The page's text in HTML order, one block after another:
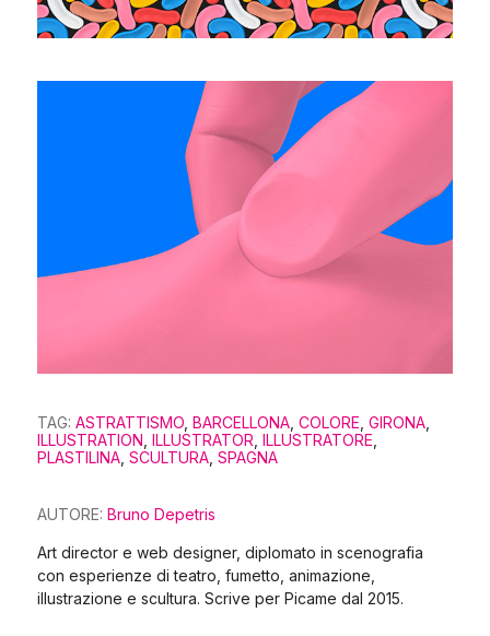
TAG: ASTRATTISMO BARCELLONA COLORE GIRONA
ILLUSTRATION ILLUSTRATOR ILLUSTRATORE
PLASTILINA SCULTURA SPAGNA
AUTORE: Bruno Depetris
Art director e web designer, diplomato in scenografia
con esperienze di teatro, fumetto, animazione,
illustrazione e scultura. Scrive per Picame dal 2015.